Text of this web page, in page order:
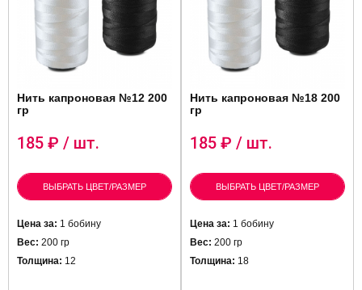
Нить капроновая №12 200
гр
185 ₽ / шт.
ВЫБРАТЬ ЦВЕТ/РАЗМЕР
Цена за: 1 бобину
Вес: 200 гр
Толщина: 12
Нить капроновая №18 200
гр
185 ₽ / шт.
ВЫБРАТЬ ЦВЕТ/РАЗМЕР
Цена за: 1 бобину
Вес: 200 гр
Толщина: 18